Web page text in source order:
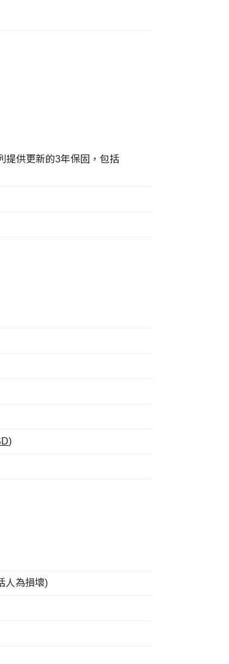
提供更新的3年保固，包括
)
人為損壞)